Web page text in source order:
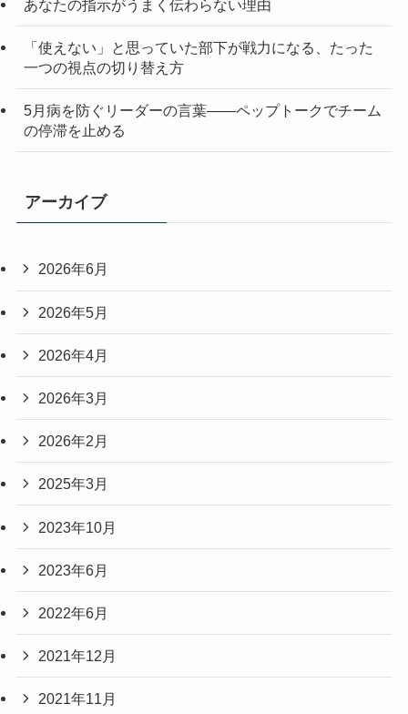
あなたの指示がうまく伝わらない理由
「使えない」と思っていた部下が戦力になる、たった
一つの視点の切り替え方
5月病を防ぐリーダーの言葉——ペップトークでチーム
の停滞を止める
アーカイブ
2026年6月
2026年5月
2026年4月
2026年3月
2026年2月
2025年3月
2023年10月
2023年6月
2022年6月
2021年12月
2021年11月